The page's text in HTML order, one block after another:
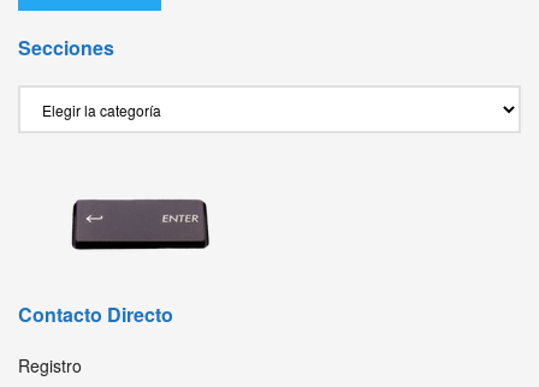
Secciones
Contacto Directo
Registro